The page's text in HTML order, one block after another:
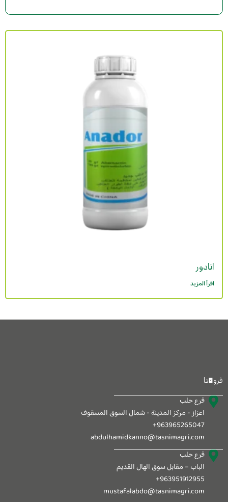
انادور
اقرأ المزيد
فروعنا
فرع حلب
اعزاز - مركز المدينة - شمال السوق المسقوف
963965265047+
abdulhamidkanno@tasnimagri.com
فرع حلب
الباب – مقابل سوق الهال القديم
963951912955+
mustafalabdo@tasnimagri.com